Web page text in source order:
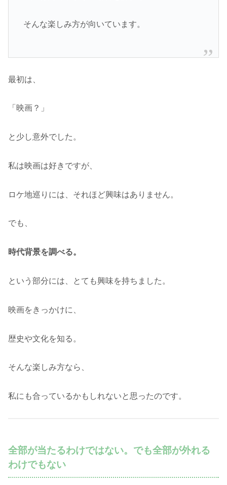
そんな楽しみ方が向いています。
最初は、
「映画？」
と少し意外でした。
私は映画は好きですが、
ロケ地巡りには、それほど興味はありません。
でも、
時代背景を調べる。
という部分には、とても興味を持ちました。
映画をきっかけに、
歴史や文化を知る。
そんな楽しみ方なら、
私にも合っているかもしれないと思ったのです。
全部が当たるわけではない。でも全部が外れる
わけでもない